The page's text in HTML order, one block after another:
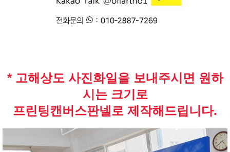
* 고해상도 사진화일을 보내주시면 원하
시는 크기로
프린팅캔버스판넬로 제작해드립니다.